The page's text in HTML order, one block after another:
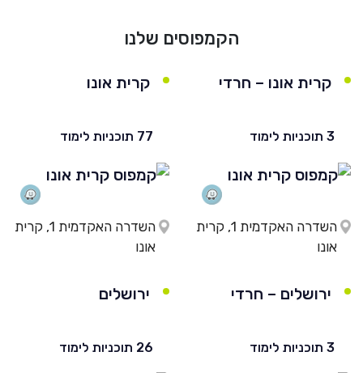
הקמפוסים שלנו
קרית אונו – חרדי
3 תוכניות לימוד
השדרה האקדמית 1, קרית
אונו
קרית אונו
77 תוכניות לימוד
השדרה האקדמית 1, קרית
אונו
ירושלים – חרדי
3 תוכניות לימוד
ירושלים
26 תוכניות לימוד